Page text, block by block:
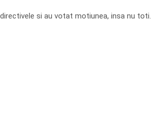
directivele si au votat motiunea, insa nu toti.